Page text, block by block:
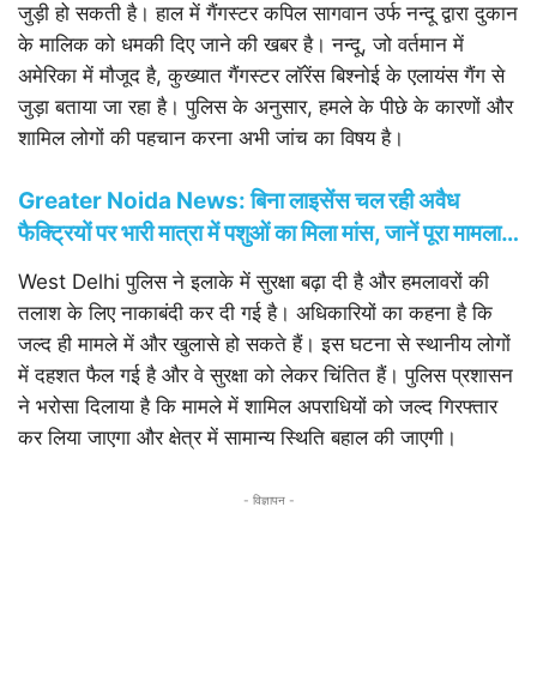
#WATCHदिल्ली के मीरा बाग इलाके में राज मंदिर हाइपरमार्केट के
बाहर अज्ञात संदिग्धों ने गोलीबारी की। अधिक जानकारी की प्रतीक्षा है:
दिल्ली पुलिसpic.twitter.com/LoJX0yXk3n
— ANI_HindiNews (@AHindinews)November 6, 2024
जुड़ी हो सकती है। हाल में गैंगस्टर कपिल सागवान उर्फ नन्दू द्वारा दुकान
के मालिक को धमकी दिए जाने की खबर है। नन्दू, जो वर्तमान में
अमेरिका में मौजूद है, कुख्यात गैंगस्टर लॉरेंस बिश्नोई के एलायंस गैंग से
जुड़ा बताया जा रहा है। पुलिस के अनुसार, हमले के पीछे के कारणों और
शामिल लोगों की पहचान करना अभी जांच का विषय है।
Greater Noida News: बिना लाइसेंस चल रही अवैध
फैक्ट्रियों पर भारी मात्रा में पशुओं का मिला मांस, जानें पूरा मामला…
West Delhi पुलिस ने इलाके में सुरक्षा बढ़ा दी है और हमलावरों की
तलाश के लिए नाकाबंदी कर दी गई है। अधिकारियों का कहना है कि
जल्द ही मामले में और खुलासे हो सकते हैं। इस घटना से स्थानीय लोगों
में दहशत फैल गई है और वे सुरक्षा को लेकर चिंतित हैं। पुलिस प्रशासन
ने भरोसा दिलाया है कि मामले में शामिल अपराधियों को जल्द गिरफ्तार
कर लिया जाएगा और क्षेत्र में सामान्य स्थिति बहाल की जाएगी।
- विज्ञापन -